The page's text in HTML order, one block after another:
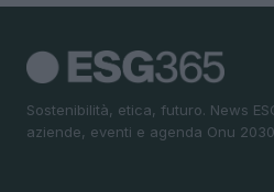
Sostenibilità, etica, futuro. News
aziende, eventi e agenda Onu